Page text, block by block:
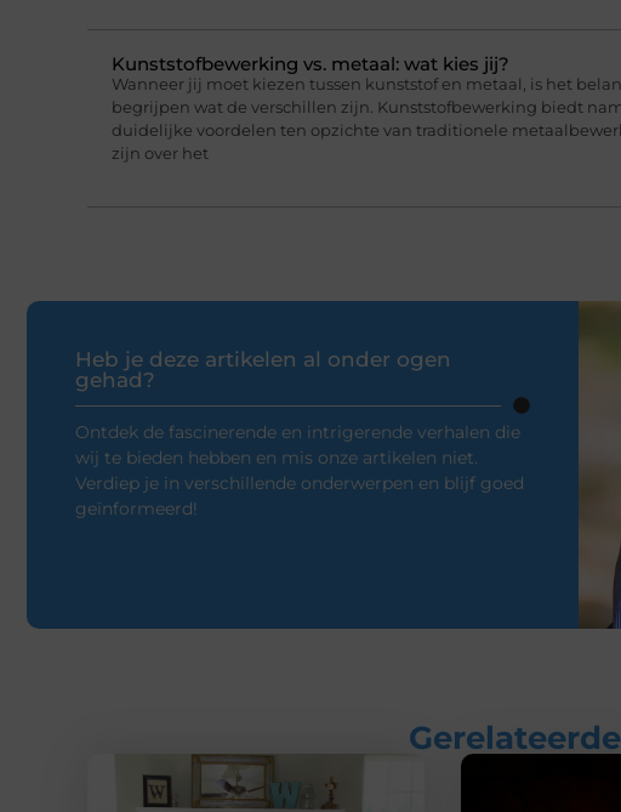
Kunststofbewerking vs. metaal: wat kies jij?
Wanneer jij moet kiezen tussen kunststof en metaal, is het
begrijpen wat de verschillen zijn. Kunststofbewerking biedt
duidelijke voordelen ten opzichte van traditionele
zijn over het
Heb je deze artikelen al onder ogen
gehad?
Ontdek de fascinerende en intrigerende verhalen die
wij te bieden hebben en mis onze artikelen niet.
Verdiep je in verschillende onderwerpen en blijf goed
geïnformeerd!